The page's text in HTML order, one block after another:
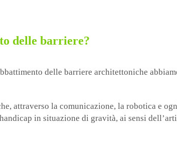
delle barriere?
delle barriere architettoniche
attraverso la comunicazione, la robotica e
in situazione di gravità, ai sensi